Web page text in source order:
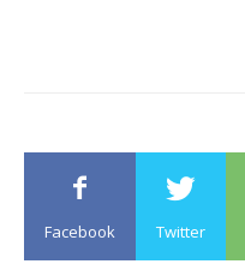
Facebook Twitter